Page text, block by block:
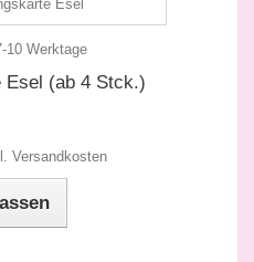
10 Werktage
Esel (ab 4 Stck.)
Versandkosten